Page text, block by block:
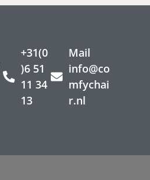
+31(0
)6 51
11 34
13
Mail
info@co
mfychai
r.nl